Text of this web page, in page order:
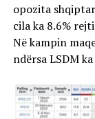
opozita
cila ka 8.6%
Në kampin
ndërsa LSDM